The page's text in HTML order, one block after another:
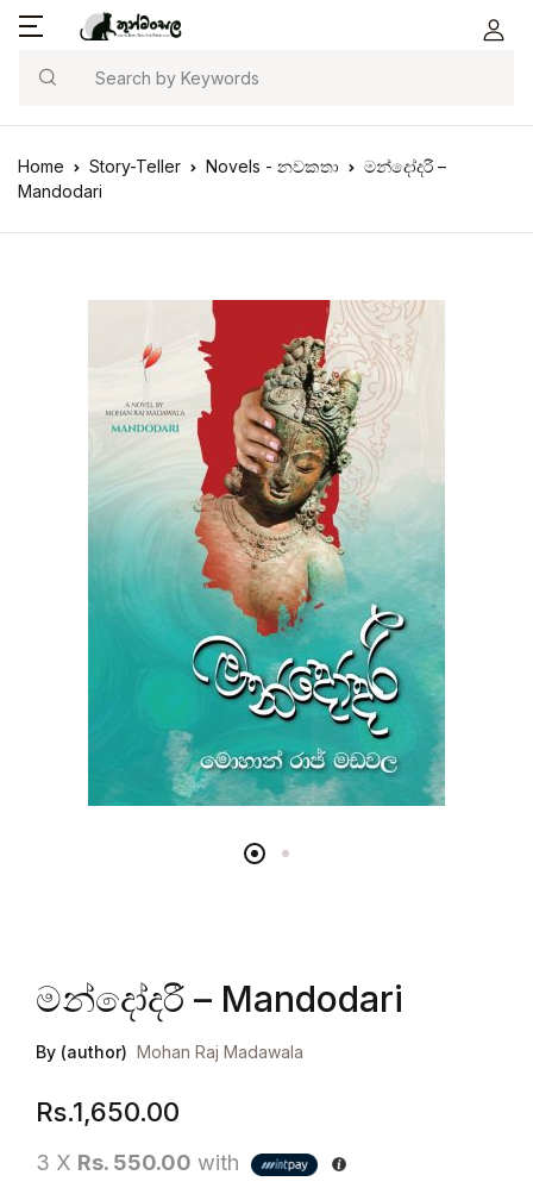
Search
Home Story-Teller Novels - නවකතා
මන්දෝදරී –
Mandodari
මන්දෝදරී – Mandodari
By (author) Mohan Raj Madawala
Rs.1,650.00
3 X Rs. 550.00 with